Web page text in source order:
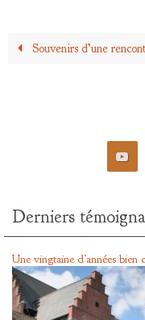
Souvenirs d’une
Derniers
Une vingtaine d’années bien